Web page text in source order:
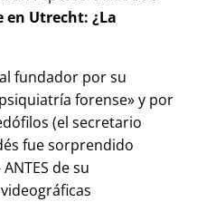
en Utrecht: ¿La
fundador por su
psiquiatría forense y por
(el secretario
fue sorprendido
de su